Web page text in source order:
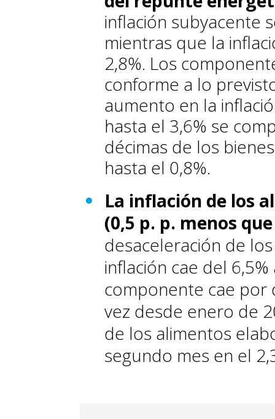
inflación subyacente
mientras que la
2,8%. Los
conforme a lo
aumento en la
hasta el 3,6% se
décimas de los
hasta el 0,8%.
La inflación de los
(0,5 p. p. menos
desaceleración de
inflación cae del
componente cae por
vez desde enero de
de los alimentos
segundo mes en el